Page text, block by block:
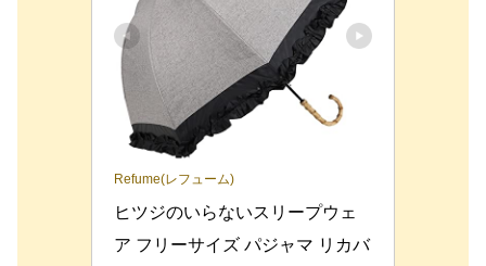
Refume(レフューム)
ヒツジのいらないスリープウェ
ア フリーサイズ パジャマ リカバ